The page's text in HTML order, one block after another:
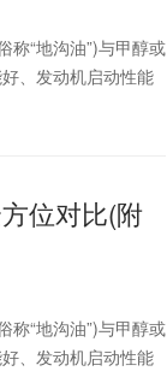
称“地沟油”)与甲醇或
、发动机启动性能
位对比(附
称“地沟油”)与甲醇或
、发动机启动性能